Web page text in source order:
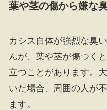
葉や茎の傷から嫌な
カシス自体が強烈な臭
んが、葉や茎が傷つく
立つことがあります。
いた場合、周囲の人が
ます。